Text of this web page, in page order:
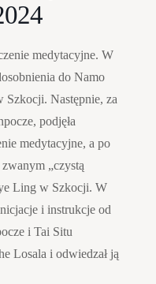
medytacyjne. W
do Namo
Następnie, za
podjęła
medytacyjne, a po
„czystą
Ling w Szkocji. W
i instrukcje od
i Tai Situ
Losala i odwiedzał ją